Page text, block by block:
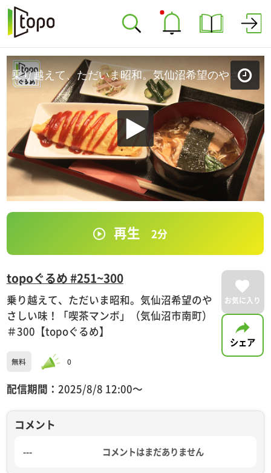
乗り越えて、ただいま昭和。気仙沼希望のやさしい味！「喫茶マンボ」（気仙沼市南町）＃300【topoぐるめ】
再生 2分
topoぐるめ #251~300
乗り越えて、ただいま昭和。気仙沼希望のや
さしい味！「喫茶マンボ」（気仙沼市南町）
＃300【topoぐるめ】
無料 0
配信期間： 2025/8/8 12:00〜
お気に入り
シェア
コメント
--- コメントはまだありません